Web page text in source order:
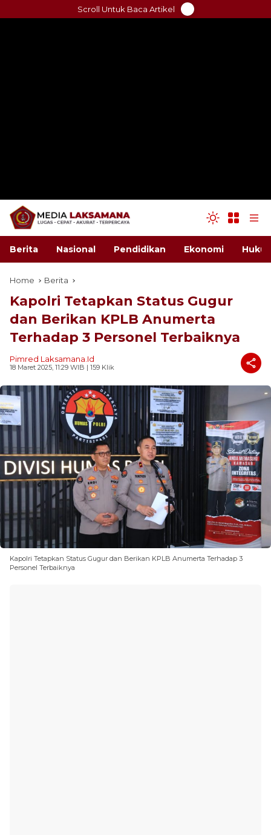
to
Scroll Untuk Baca Artikel
Berita Nasional Pendidikan Ekonomi
Home Berita
Kapolri Tetapkan Status Gugur
dan Berikan KPLB Anumerta
Terhadap 3 Personel Terbaiknya
Pimred Laksamana.id
18 Maret 2025, 11:29 WIB | 159 Klik
Kapolri Tetapkan Status Gugur dan Berikan KPLB Anumerta Terhadap 3
Personel Terbaiknya